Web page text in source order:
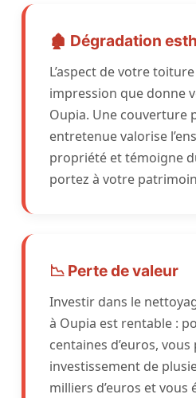
🏚️ Dégradation
L’aspect de votre
impression que donne
Oupia. Une couverture
entretenue valorise
propriété et témoigne
portez à votre
📉 Perte de valeur
Investir dans le
à Oupia est rentable :
centaines d’euros,
investissement de
milliers d’euros et vous